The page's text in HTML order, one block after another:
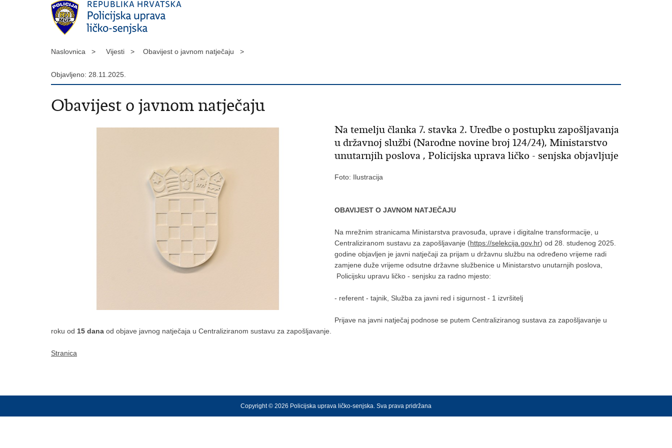
Naslovnica > Vijesti > Obavijest o javnom natječaju >
Objavljeno: 28.11.2025.
Obavijest o javnom natječaju
Na temelju članka 7. stavka 2. Uredbe o postupku zapošljavanja
u državnoj službi (Narodne novine broj 124/24), Ministarstvo
unutarnjih poslova , Policijska uprava ličko - senjska objavljuje
Foto: Ilustracija
OBAVIJEST O JAVNOM NATJEČAJU
Na mrežnim stranicama Ministarstva pravosuđa, uprave i digitalne transformacije, u
Centraliziranom sustavu za zapošljavanje (https://selekcija.gov.hr) od 28. studenog 2025.
godine objavljen je javni natječaji za prijam u državnu službu na određeno vrijeme radi
zamjene duže vrijeme odsutne državne službenice u Ministarstvo unutarnjih poslova,
Policijsku upravu ličko - senjsku za radno mjesto:
- referent - tajnik, Služba za javni red i sigurnost - 1 izvršitelj
Prijave na javni natječaj podnose se putem Centraliziranog sustava za zapošljavanje u
roku od 15 dana od objave javnog natječaja u Centraliziranom sustavu za zapošljavanje.
Stranica
Copyright © 2026 Policijska uprava ličko-senjska. Sva prava pridržana